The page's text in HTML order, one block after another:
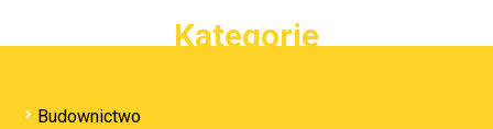
Kategorie
Budownictwo